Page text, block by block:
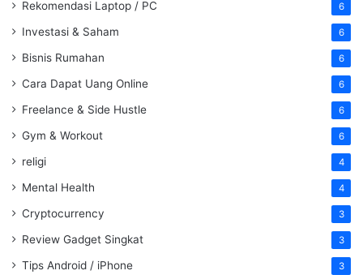
Rekomendasi Laptop / PC 6
Investasi & Saham 6
Bisnis Rumahan 6
Cara Dapat Uang Online 6
Freelance & Side Hustle 6
Gym & Workout 6
religi 4
Mental Health 4
Cryptocurrency 3
Review Gadget Singkat 3
Tips Android / iPhone 3